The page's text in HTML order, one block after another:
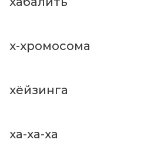
х-хромосома
хёйзинга
ха-ха-ха